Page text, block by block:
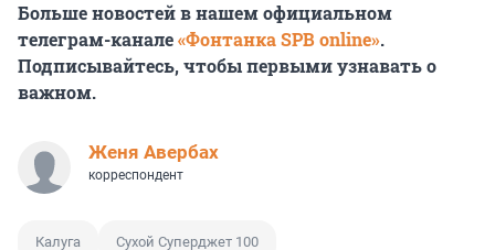
Больше новостей в нашем официальном
телеграм-канале«Фонтанка SPB online».
Подписывайтесь, чтобы первыми узнавать о
важном.
Женя Авербах
корреспондент
Калуга Сухой Суперджет 100